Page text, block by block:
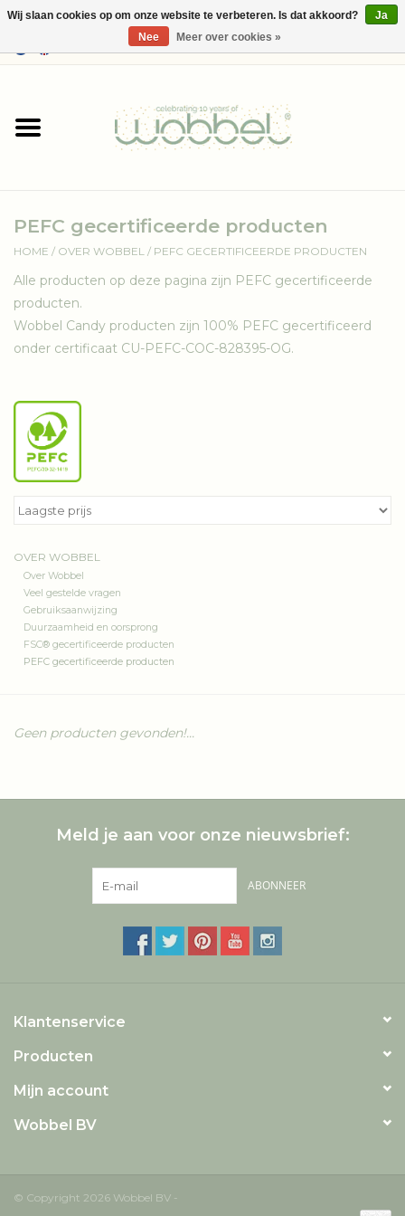
Shop
Over Wobbel
PEFC gecertificeerde producten
HOME / OVER WOBBEL / PEFC GECERTIFICEERDE PRODUCTEN
Alle producten op deze pagina zijn PEFC gecertificeerde
producten.
Wobbel Candy producten zijn 100% PEFC gecertificeerd
onder certificaat CU-PEFC-COC-828395-OG.
OVER WOBBEL
Over Wobbel
Veel gestelde vragen
Gebruiksaanwijzing
Duurzaamheid en oorsprong
FSC® gecertificeerde producten
PEFC gecertificeerde producten
Geen producten gevonden!...
Meld je aan voor onze nieuwsbrief:
ABONNEER
Klantenservice
Producten
Mijn account
Wobbel BV
© Copyright 2026 Wobbel BV -
Wij slaan cookies op om onze website te verbeteren. Is dat akkoord?
Ja
Nee
Meer over cookies »